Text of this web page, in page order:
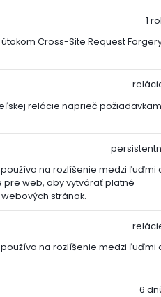
Cross-Site Request
1
relácie naprieč
na rozlíšenie medzi ľuďmi
pre web, aby vytvárať platné
stránok.
na rozlíšenie medzi ľuďmi
6